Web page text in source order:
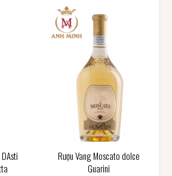
Rượu Vang Moscato dolce
Guarini